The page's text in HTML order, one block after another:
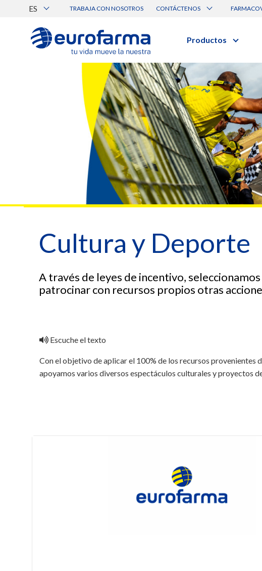
ES TRABAJA CON NOSOTROS CONTÁCTENOS
Canal de Ética Eurofarma
Productos
BUSCAR PRODUCTOS
Búsqueda por nombre, principio activo o clase
Ver todos los productos
Cultura y Deporte
A través de leyes de incentivo,
patrocinar con recursos propios otras
Escuche el texto
Con el objetivo de aplicar el 100% de los recursos provenientes
apoyamos varios diversos espectáculos culturales y proyectos